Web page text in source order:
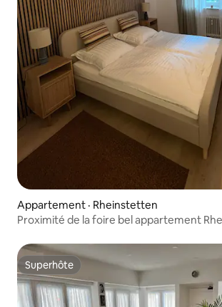
Appartement · Rheinstetten
Proximité de la foire bel appartement
Superhôte
Superhôte